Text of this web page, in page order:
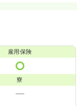
雇用保険
寮